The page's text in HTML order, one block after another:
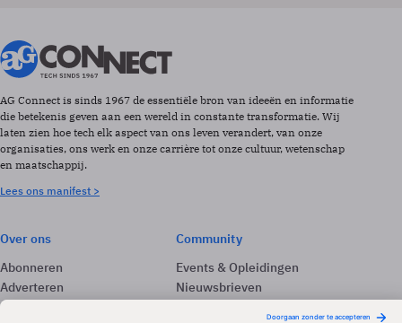
AG Connect is sinds 1967 de essentiële bron van ideeën en informatie
die betekenis geven aan een wereld in constante transformatie. Wij
laten zien hoe tech elk aspect van ons leven verandert, van onze
organisaties, ons werk en onze carrière tot onze cultuur, wetenschap
en maatschappij.
Lees ons manifest >
Over ons
Abonneren
Adverteren
Contact
Community
Events & Opleidingen
Nieuwsbrieven